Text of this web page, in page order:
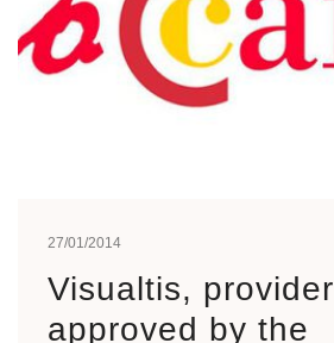
27/01/2014
Visualtis, provider
approved by the